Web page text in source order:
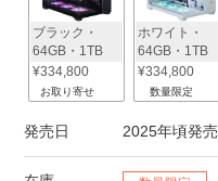
ブラック・
64GB・1TB
¥334,800
お取り寄せ
ホワイト・
64GB・1TB
¥334,800
数量限定
発売日 2025年頃発売